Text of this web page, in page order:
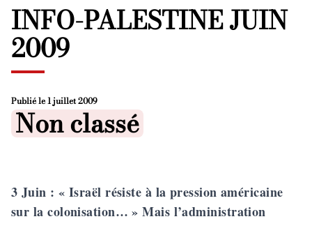
INFO-PALESTINE JUIN
2009
Publié le1 juillet 2009
Posted in
Non classé
3 Juin : « Israël résiste à la pression américaine
sur la colonisation… » Mais l’administration